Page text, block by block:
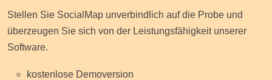
Stellen Sie SocialMap unverbindlich auf die Probe und
überzeugen Sie sich von der Leistungsfähigkeit unserer
Software.
kostenlose Demoversion